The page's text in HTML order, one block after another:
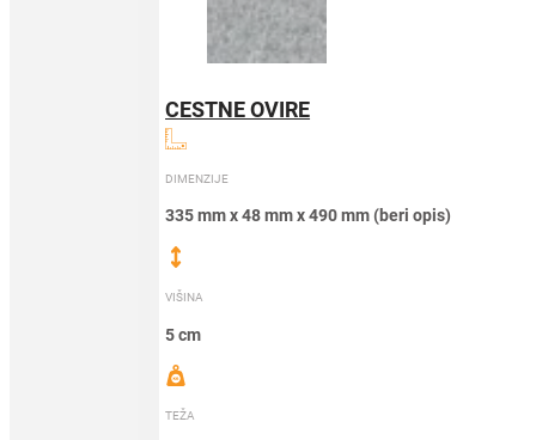
CESTNE OVIRE
DIMENZIJE
335 mm x 48 mm x 490 mm (beri opis)
VIŠINA
5 cm
TEŽA